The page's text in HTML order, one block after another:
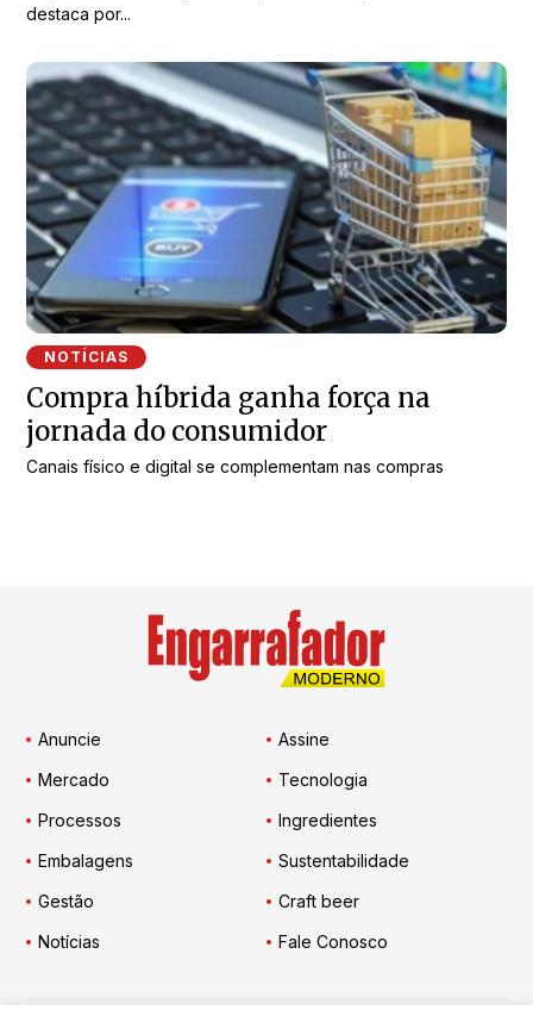
destaca por...
NOTÍCIAS
Compra híbrida ganha força na
jornada do consumidor
Canais físico e digital se complementam nas compras
Anuncie
Assine
Mercado
Tecnologia
Processos
Ingredientes
Embalagens
Sustentabilidade
Gestão
Craft beer
Notícias
Fale Conosco